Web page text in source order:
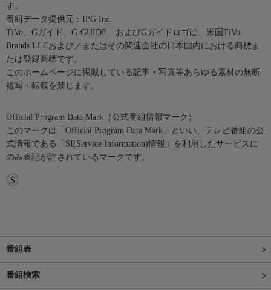
す。
番組データ提供元：IPG Inc.
TiVo、Gガイド、G-GUIDE、およびGガイドロゴは、米国TiVo
Brands LLCおよび／またはその関連会社の日本国内における商標ま
たは登録商標です。
このホームページに掲載している記事・写真等あらゆる素材の無断
複写・転載を禁じます。
Official Program Data Mark（公式番組情報マーク）
このマークは「Official Program Data Mark」といい、テレビ番組の公
式情報である「SI(Service Information)情報」を利用したサービスに
のみ表記が許されているマークです。
番組表
番組検索